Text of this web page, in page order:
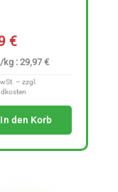
€
kg : 29,97 €
– zzgl.
In den Korb